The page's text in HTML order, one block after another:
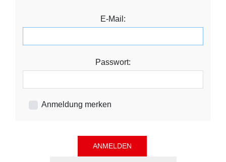
E-Mail:
Passwort:
Anmeldung merken